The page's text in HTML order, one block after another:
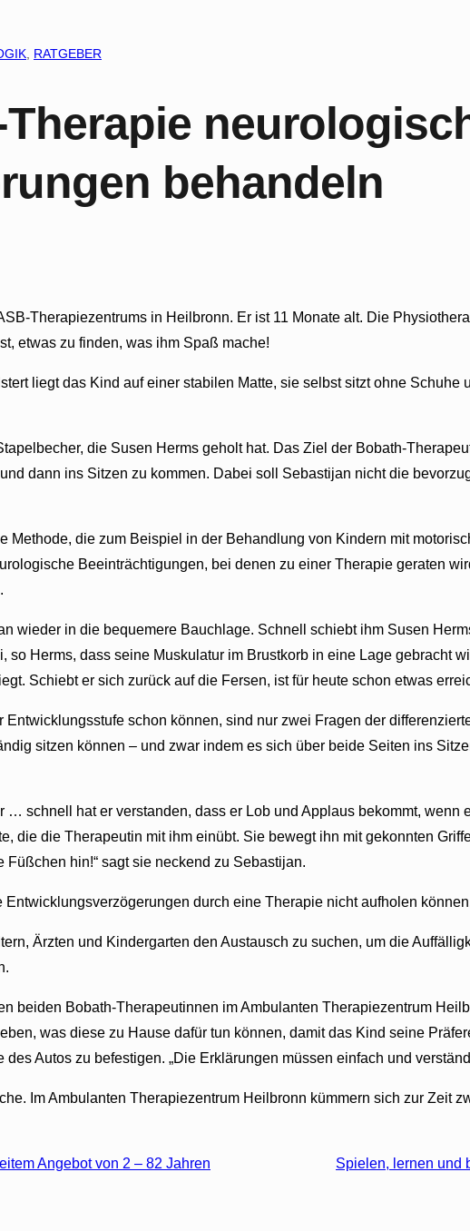
RATGEBER
behandeln
Therapiezentrums in Heilbronn. Er ist 11 Monate alt. Die
etwas zu finden, was ihm Spaß mache!
liegt das Kind auf einer stabilen Matte, sie selbst sitzt ohne
die Susen Herms geholt hat. Das Ziel der Bobath-
dann ins Sitzen zu kommen. Dabei soll Sebastijan nicht die
Methode, die zum Beispiel in der Behandlung von Kindern mit
Beeinträchtigungen, bei denen zu einer Therapie geraten
wieder in die bequemere Bauchlage. Schnell schiebt ihm Susen
so Herms, dass seine Muskulatur im Brustkorb in eine Lage gebracht
Schiebt er sich zurück auf die Fersen, ist für heute schon etwas
schon können, sind nur zwei Fragen der
sitzen können – und zwar indem es sich über beide Seiten ins
schnell hat er verstanden, dass er Lob und Applaus bekommt, wenn
die die Therapeutin mit ihm einübt. Sie bewegt ihn mit gekonnten
Füßchen hin!“ sagt sie neckend zu Sebastijan.
durch eine Therapie nicht aufholen
Ärzten und Kindergarten den Austausch zu suchen, um die
beiden Bobath-Therapeutinnen im Ambulanten Therapiezentrum
was diese zu Hause dafür tun können, damit das Kind seine
Autos zu befestigen. „Die Erklärungen müssen einfach und
Im Ambulanten Therapiezentrum Heilbronn kümmern sich zur Zeit
Angebot von 2 – 82 Jahren Spielen, lernen und